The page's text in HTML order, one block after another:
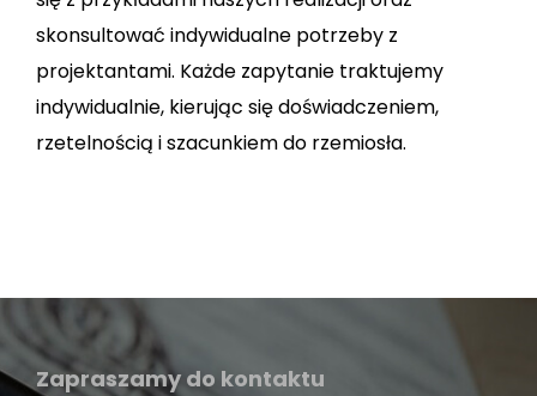
skonsultować indywidualne potrzeby z
projektantami. Każde zapytanie traktujemy
indywidualnie, kierując się doświadczeniem,
rzetelnością i szacunkiem do rzemiosła.
Zapraszamy do kontaktu